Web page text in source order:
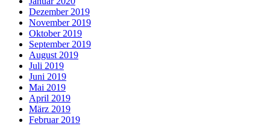
Dezember 2019
November 2019
Oktober 2019
September 2019
August 2019
Juli 2019
Juni 2019
Mai 2019
April 2019
März 2019
Februar 2019